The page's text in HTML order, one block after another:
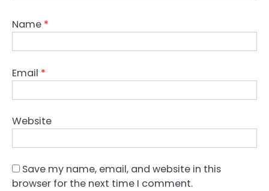
Name *
Email *
Website
Save my name, email, and website in this
browser for the next time I comment.